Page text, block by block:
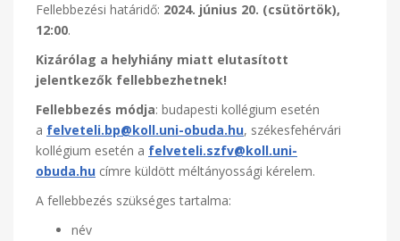
Fellebbezési határidő: 2024. június 20. (csütörtök),
12:00.
Kizárólag a helyhiány miatt elutasított
jelentkezők fellebbezhetnek!
Fellebbezés módja: budapesti kollégium esetén
a felveteli.bp@koll.uni-obuda.hu, székesfehérvári
kollégium esetén a felveteli.szfv@koll.uni-
obuda.hu címre küldött méltányossági kérelem.
A fellebbezés szükséges tartalma:
név